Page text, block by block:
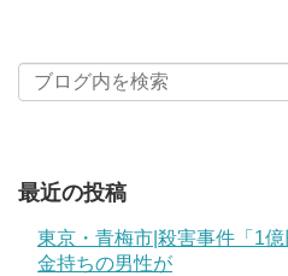
最近の投稿
東京・青梅市|殺害事件「1
金持ちの男性が